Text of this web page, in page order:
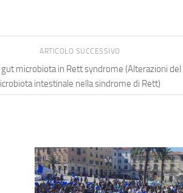
ARTICOLO SUCCESSIVO
microbiota in Rett syndrome (Alterazioni del
intestinale nella sindrome di Rett)